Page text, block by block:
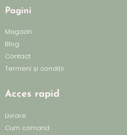
Pagini
Magazin
Blog
Contact
Termeni și condiții
Acces rapid
Livrare
Cum comand